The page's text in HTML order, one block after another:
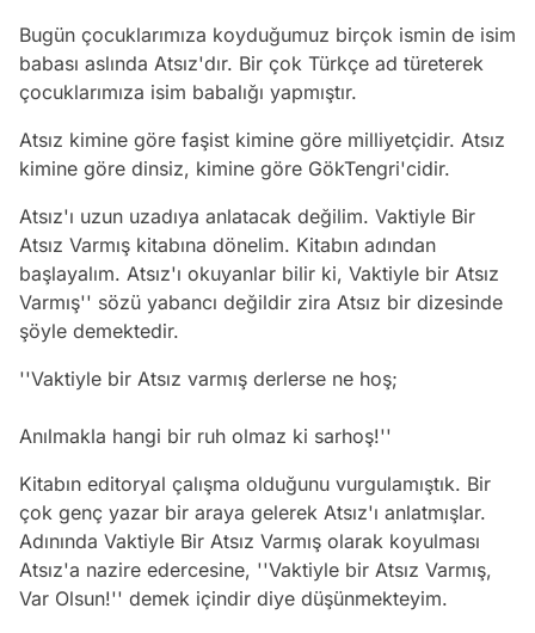
Bugün çocuklarımıza koyduğumuz birçok ismin de isim
babası aslında Atsız'dır. Bir çok Türkçe ad türeterek
çocuklarımıza isim babalığı yapmıştır.
Atsız kimine göre faşist kimine göre milliyetçidir. Atsız
kimine göre dinsiz, kimine göre GökTengri'cidir.
Atsız'ı uzun uzadıya anlatacak değilim. Vaktiyle Bir
Atsız Varmış kitabına dönelim. Kitabın adından
başlayalım. Atsız'ı okuyanlar bilir ki, Vaktiyle bir Atsız
Varmış'' sözü yabancı değildir zira Atsız bir dizesinde
şöyle demektedir.
''Vaktiyle bir Atsız varmış derlerse ne hoş;
Anılmakla hangi bir ruh olmaz ki sarhoş!''
Kitabın editoryal çalışma olduğunu vurgulamıştık. Bir
çok genç yazar bir araya gelerek Atsız'ı anlatmışlar.
Adınında Vaktiyle Bir Atsız Varmış olarak koyulması
Atsız'a nazire edercesine, ''Vaktiyle bir Atsız Varmış,
Var Olsun!'' demek içindir diye düşünmekteyim.